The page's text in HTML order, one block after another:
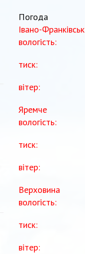
Погода
Івано-Франківськ
вологість:
тиск:
вітер:
Яремче
вологість:
тиск:
вітер:
Верховина
вологість:
тиск:
вітер: